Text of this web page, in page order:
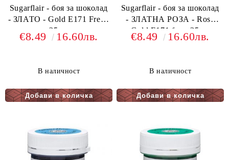
Sugarflair - боя за шоколад
- ЗЛАТО - Gold E171 Free -
35гр.
€8.49 16.60лв.
В наличност
Sugarflair - боя за шоколад
- ЗЛАТНА РОЗА - Rose
Gold E171 free- 35гр.
€8.49 16.60лв.
В наличност